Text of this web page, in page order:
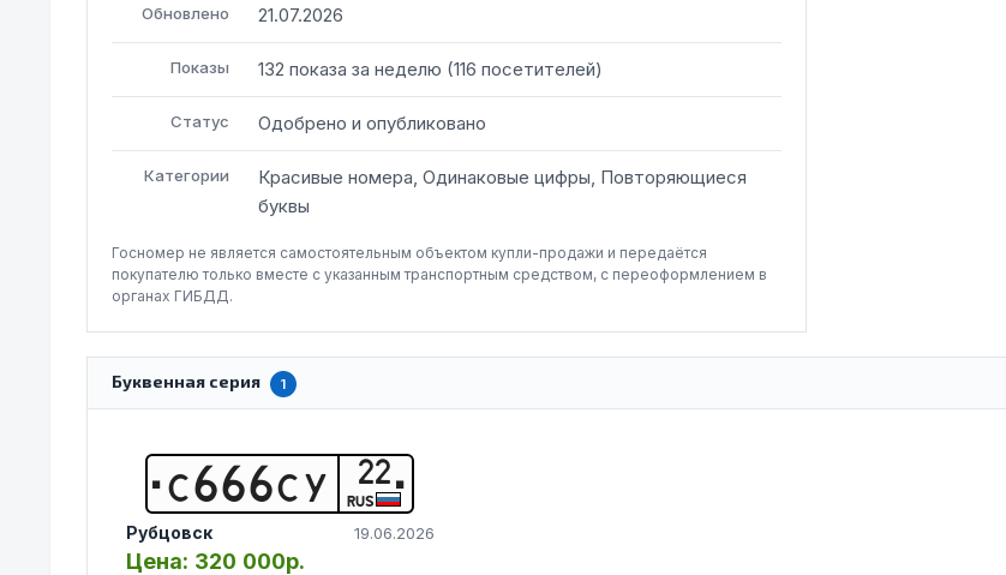
Обновлено 21.07.2026
Показы 132 показа за неделю (116 посетителей)
Статус Одобрено и опубликовано
Категории
Красивые номера, Одинаковые цифры, Повторяющиеся
буквы
Госномер не является самостоятельным объектом купли-продажи и передаётся
покупателю только вместе с указанным транспортным средством, с переоформлением в
органах ГИБДД.
Буквенная серия 1
С666СУ 22
RUS
Рубцовск 19.06.2026
Цена: 320 000р.